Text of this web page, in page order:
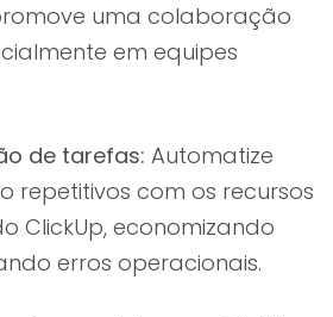
uma colaboração
em equipes
de tarefas: Automatize
repetitivos com os recursos
ClickUp, economizando
erros operacionais.